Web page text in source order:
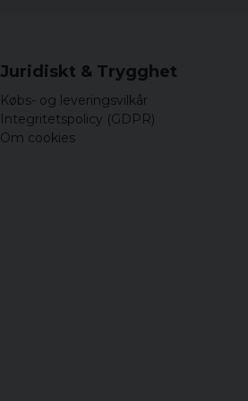
Juridiskt & Trygghet
Købs- og leveringsvilkår
Integritetspolicy (GDPR)
Om cookies